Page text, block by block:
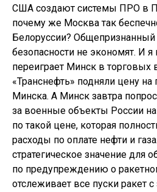
США создают системы ПРО в
почему же Москва так
Белоруссии? Общепризнанный
безопасности не экономят. И
переиграет Минск в торговых
«Транснефть» подняли цену на
Минска. А Минск завтра
за военные объекты России
по такой цене, которая
расходы по оплате нефти и
стратегическое значение для
по предупреждению о
отслеживает все пуски ракет